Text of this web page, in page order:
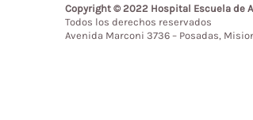
Copyright © 2022 Hospital Escuela de
Todos los derechos reservados
Avenida Marconi 3736 – Posadas,